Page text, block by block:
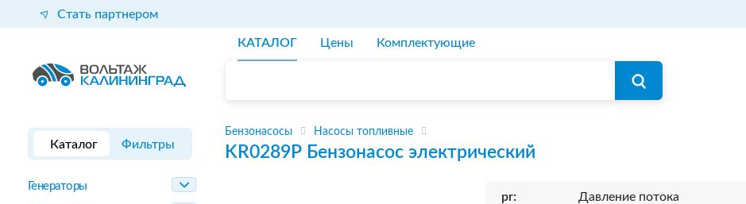
Стать партнером
КАТАЛОГ Цены Комплектующие
Каталог Фильтры
Генераторы
Бензонасосы Насосы топливные
KR0289P Бензонасос электрический
pr: Давление потока